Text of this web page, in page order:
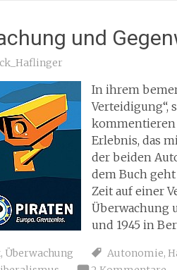
und
In ihrem
Verteidigung“,
kommentieren
Erlebnis, das
der beiden
dem Buch
Zeit auf einer
Überwachung
und 1945 in
, Überwachung Autonomie,